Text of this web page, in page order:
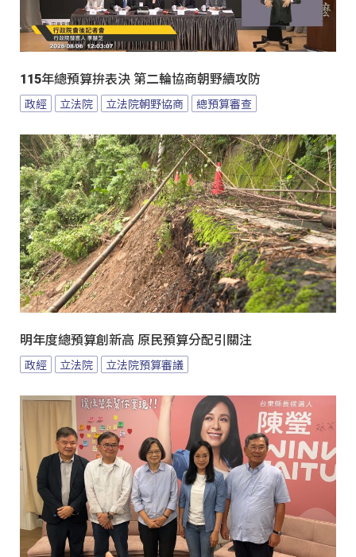
115年總預算拚表決 第二輪協商朝野續攻防
政經 立法院 立法院朝野協商 總預算審查
明年度總預算創新高 原民預算分配引關注
政經 立法院 立法院預算審議